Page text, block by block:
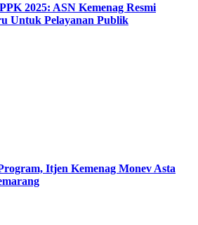
2025: ASN Kemenag Resmi
Untuk Pelayanan Publik
Itjen Kemenag Monev Asta